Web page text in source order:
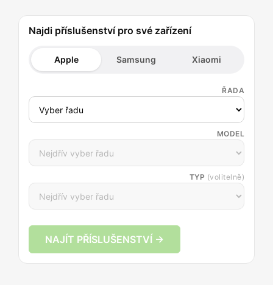
Najdi příslušenství pro své zařízení
Apple Samsung Xiaomi
ŘADA
MODEL
TYP (volitelně)
NAJÍT PŘÍSLUŠENSTVÍ →